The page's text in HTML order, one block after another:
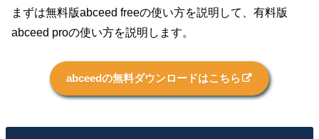
まずは無料版abceed freeの使い方を説明して、有料版
abceed proの使い方を説明します。
abceedの無料ダウンロードはこちら